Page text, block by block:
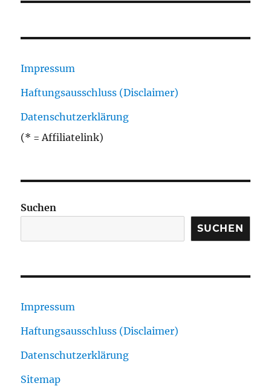
Impressum
Haftungsausschluss (Disclaimer)
Datenschutzerklärung
(* = Affiliatelink)
Suchen
SUCHEN
Impressum
Haftungsausschluss (Disclaimer)
Datenschutzerklärung
Sitemap